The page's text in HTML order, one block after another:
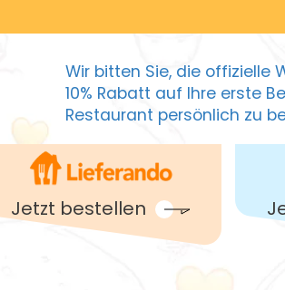
Wir bitten Sie, die offizielle
10% Rabatt auf Ihre erste
Restaurant persönlich zu
Jetzt bestellen